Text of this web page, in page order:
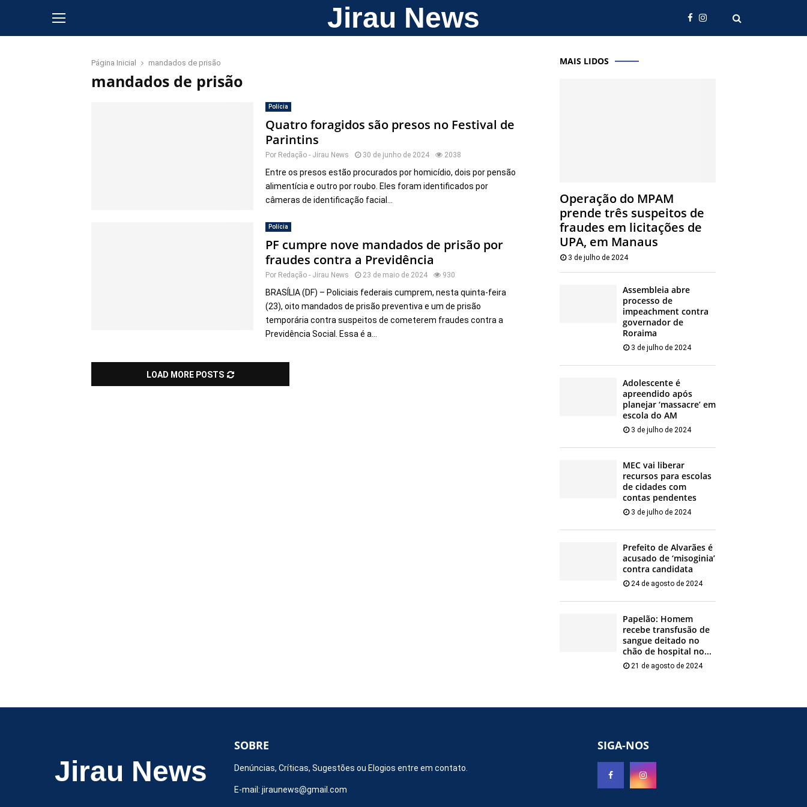
Jirau News
Página Inicial mandados de prisão
mandados de prisão
Polícia
Quatro foragidos são presos no Festival de
Parintins
Por Redação - Jirau News 30 de junho de 2024 2038
Entre os presos estão procurados por homicídio, dois por pensão
alimentícia e outro por roubo. Eles foram identificados por
câmeras de identificação facial...
Polícia
PF cumpre nove mandados de prisão por
fraudes contra a Previdência
Por Redação - Jirau News 23 de maio de 2024 930
BRASÍLIA (DF) – Policiais federais cumprem, nesta quinta-feira
(23), oito mandados de prisão preventiva e um de prisão
temporária contra suspeitos de cometerem fraudes contra a
Previdência Social. Essa é a...
LOAD MORE POSTS
MAIS LIDOS
Operação do MPAM
prende três suspeitos de
fraudes em licitações de
UPA, em Manaus
3 de julho de 2024
Assembleia abre
processo de
impeachment contra
governador de
Roraima
3 de julho de 2024
Adolescente é
apreendido após
planejar ‘massacre’ em
escola do AM
3 de julho de 2024
MEC vai liberar
recursos para escolas
de cidades com
contas pendentes
3 de julho de 2024
Prefeito de Alvarães é
acusado de ‘misoginia’
contra candidata
24 de agosto de 2024
Papelão: Homem
recebe transfusão de
sangue deitado no
chão de hospital no...
21 de agosto de 2024
Jirau News
SOBRE
Denúncias, Críticas, Sugestões ou Elogios entre em contato.
E-mail: jiraunews@gmail.com
SIGA-NOS